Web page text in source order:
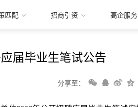
匹配 招商引资 高企服务
届毕业生笔试公告
分享至：